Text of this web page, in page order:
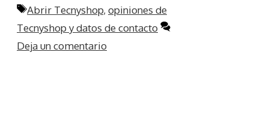
Etiquetas
Abrir Tecnyshop, opiniones de
Tecnyshop y datos de contacto
Deja un comentario